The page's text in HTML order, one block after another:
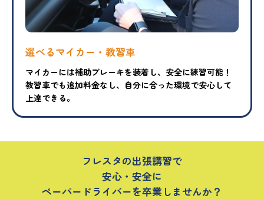
選べるマイカー・教習車
マイカーには補助ブレーキを装着し、安全に練習可能！
教習車でも追加料金なし、自分に合った環境で安心して
上達できる。
フレスタの出張講習で
安心・安全に
ペーパードライバーを卒業しませんか？